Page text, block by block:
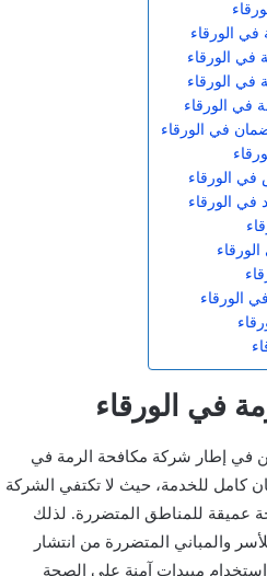
الورقاء
الورقاء
في الورقاء
في الورقاء
في الورقاء
في الورقاء
في الورقاء
الورقاء
في الورقاء
في إطار شركة مكافحة الرمة في
كامل للخدمة، حيث لا تكتفي الشركة
عميقة للمناطق المتضررة. لذلك
والمباني المتضررة من انتشار
مبيدات آمنة على الصحة